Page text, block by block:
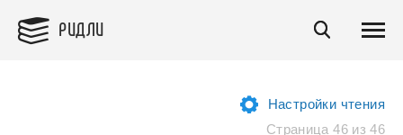
РИДЛИ
Настройки чтения
Страница 46 из 46